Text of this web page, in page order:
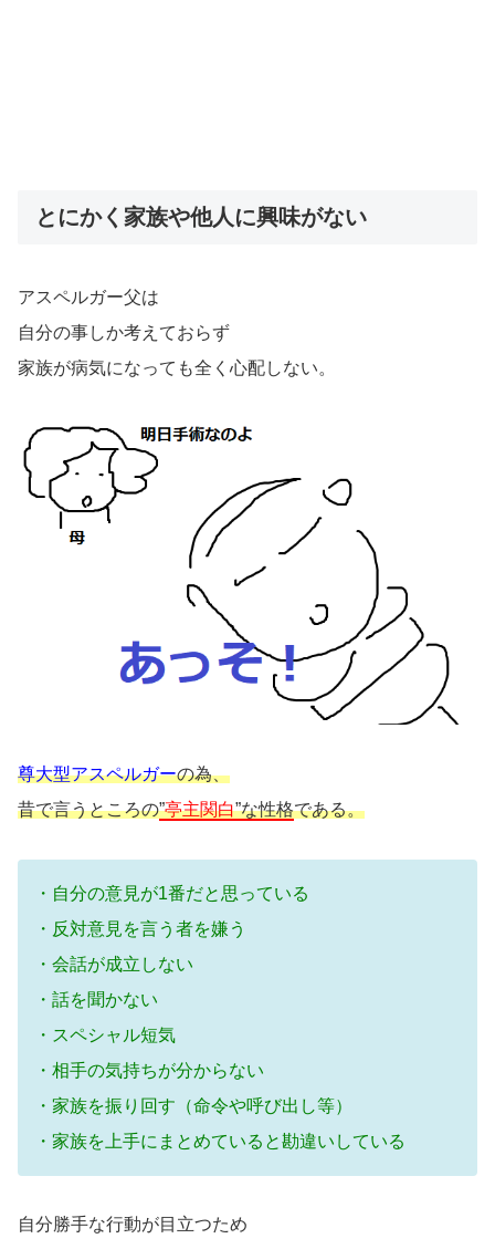
とにかく家族や他人に興味がない
アスペルガー父は
自分の事しか考えておらず
家族が病気になっても全く心配しない。
尊大型アスペルガーの為、
昔で言うところの”亭主関白”な性格である。
・自分の意見が1番だと思っている
・反対意見を言う者を嫌う
・会話が成立しない
・話を聞かない
・スペシャル短気
・相手の気持ちが分からない
・家族を振り回す（命令や呼び出し等）
・家族を上手にまとめていると勘違いしている
自分勝手な行動が目立つため